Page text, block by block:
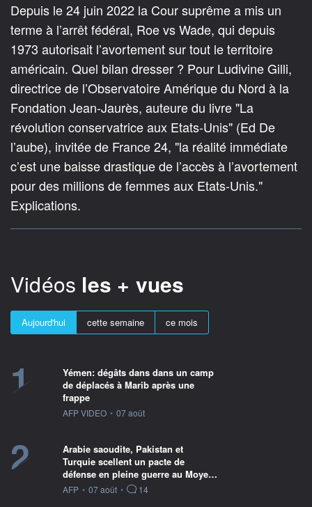
Depuis le 24 juin 2022 la Cour suprême a mis un
terme à l’arrêt fédéral, Roe vs Wade, qui depuis
1973 autorisait l’avortement sur tout le territoire
américain. Quel bilan dresser ? Pour Ludivine Gilli,
directrice de l’Observatoire Amérique du Nord à la
Fondation Jean-Jaurès, auteure du livre "La
révolution conservatrice aux Etats-Unis" (Ed De
l’aube), invitée de France 24, "la réalité immédiate
c’est une baisse drastique de l’accès à l’avortement
pour des millions de femmes aux Etats-Unis."
Explications.
Vidéos les + vues
Aujourd'hui cette semaine ce mois
1
Yémen: dégâts dans dans un camp
de déplacés à Marib après une
frappe
information fournie par
AFP VIDEO • 07 août
2
Arabie saoudite, Pakistan et
Turquie scellent un pacte de
défense en pleine guerre au Moye…
information fournie par
AFP • 07 août • 14